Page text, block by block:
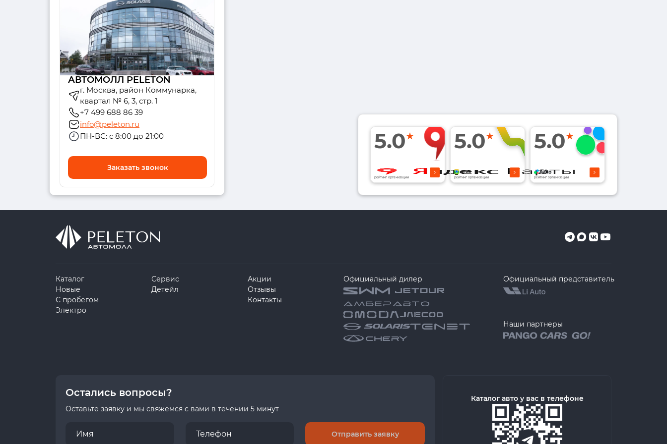
АВТОМОЛЛ PELETON
г. Москва, район Коммунарка,
квартал № 6, 3, стр. 1
+7 499 688 86 39
info@peleton.ru
ПН-ВС: с 8:00 до 21:00
Заказать звонок
5.0
рейтинг организации
5.0
рейтинг организации
5.0
рейтинг организации
Каталог
Новые
С пробегом
Электро
Сервис
Детейл
Акции
Отзывы
Контакты
Официальный дилер Официальный представитель
Наши партнеры
Остались вопросы?
Оставьте заявку и мы свяжемся с вами в течении 5 минут
Отправить заявку
Каталог авто у вас в телефоне